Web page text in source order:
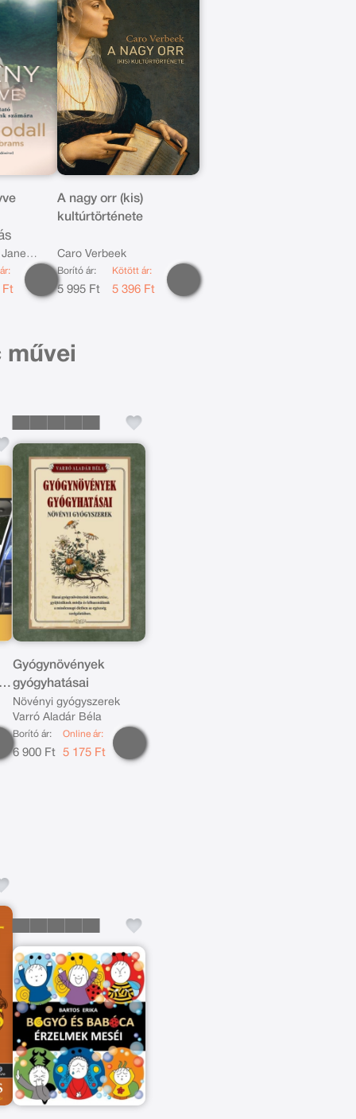
Ft
A nagy orr (kis)
kultúrtörténete
Caro Verbeek
Borító ár:
5 995 Ft
Kötött ár:
5 396 Ft
művei
Gyógynövények
gyógyhatásai
Növényi gyógyszerek
Varró Aladár Béla
Borító ár:
6 900 Ft
Online ár:
5 175 Ft